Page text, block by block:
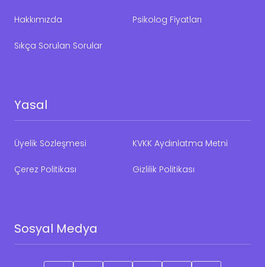
Hakkımızda Psikolog Fiyatları
Sıkça Sorulan Sorular
Yasal
Üyelik Sözleşmesi KVKK Aydınlatma Metni
Çerez Politikası Gizlilik Politikası
Sosyal Medya